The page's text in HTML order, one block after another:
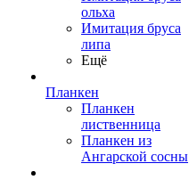
ольха
Имитация бруса
липа
Ещё
Планкен
Планкен
лиственница
Планкен из
Ангарской сосны